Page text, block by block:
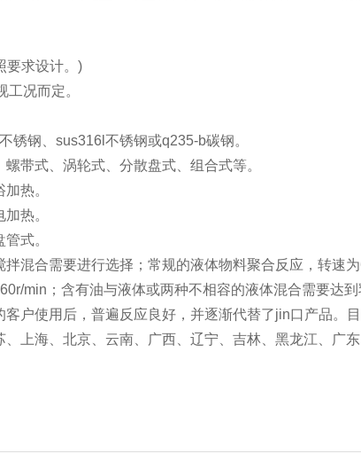
要求设计。)
况而定。
锈钢、sus316l不锈钢或q235-b碳钢。
带式、涡轮式、分散盘式、组合式等。
热。
热。
式。
混合需要进行选择；常规的液体物料聚合反应，转速
min；含有油与液体或两种不相容的液体混合需要达
户使用后，普遍反应良好，并逐渐代替了jin口产品。
上海、北京、云南、广西、辽宁、吉林、黑龙江、广